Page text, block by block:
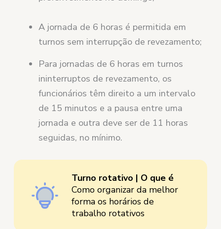
A jornada de 6 horas é permitida em
turnos sem interrupção de revezamento;
Para jornadas de 6 horas em turnos
ininterruptos de revezamento, os
funcionários têm direito a um intervalo
de 15 minutos e a pausa entre uma
jornada e outra deve ser de 11 horas
seguidas, no mínimo.
Turno rotativo | O que é
Como organizar da melhor
forma os horários de
trabalho rotativos